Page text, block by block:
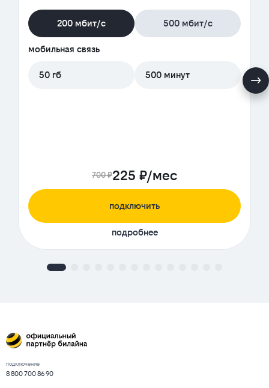
200 мбит/с 500 мбит/с
мобильная связь
50 гб 500 минут
700 ₽225 ₽/мес
подключить
подробнее
подключение
8 800 700 86 90